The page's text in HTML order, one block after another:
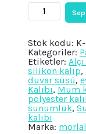
Duvar
Süsü
Sunumluk
Silikon
Kalıp
K-
515,
Polyester
Taş
Tozu
Alçı
Kalıbı
Stok kodu:
Kategoriler:
Etiketler:
silikon kalıp,
duvar süsü,
Kalıbı, Mum
polyester
sunumluk,
kalıbı
Marka: